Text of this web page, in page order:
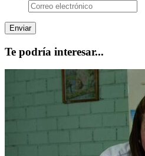
Te podría interesar...